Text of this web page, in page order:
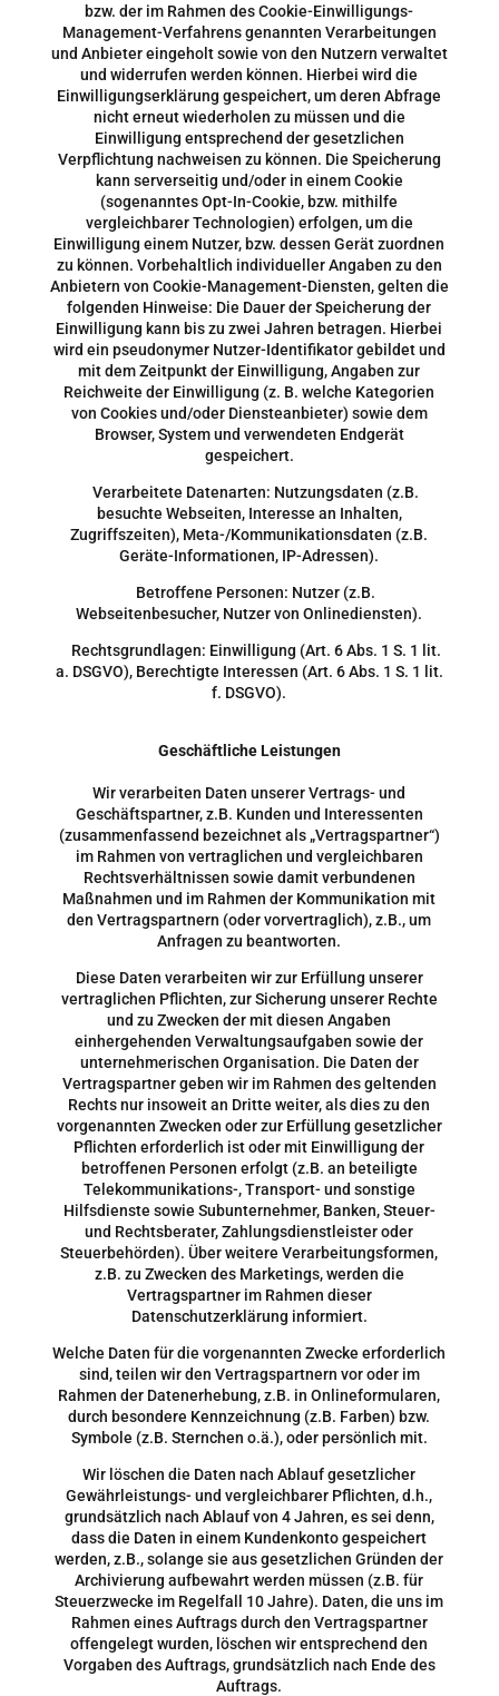
bzw. der im Rahmen des Cookie-Einwilligungs-
Management-Verfahrens genannten Verarbeitungen
und Anbieter eingeholt sowie von den Nutzern verwaltet
und widerrufen werden können. Hierbei wird die
Einwilligungserklärung gespeichert, um deren Abfrage
nicht erneut wiederholen zu müssen und die
Einwilligung entsprechend der gesetzlichen
Verpflichtung nachweisen zu können. Die Speicherung
kann serverseitig und/oder in einem Cookie
(sogenanntes Opt-In-Cookie, bzw. mithilfe
vergleichbarer Technologien) erfolgen, um die
Einwilligung einem Nutzer, bzw. dessen Gerät zuordnen
zu können. Vorbehaltlich individueller Angaben zu den
Anbietern von Cookie-Management-Diensten, gelten die
folgenden Hinweise: Die Dauer der Speicherung der
Einwilligung kann bis zu zwei Jahren betragen. Hierbei
wird ein pseudonymer Nutzer-Identifikator gebildet und
mit dem Zeitpunkt der Einwilligung, Angaben zur
Reichweite der Einwilligung (z. B. welche Kategorien
von Cookies und/oder Diensteanbieter) sowie dem
Browser, System und verwendeten Endgerät
gespeichert.
Verarbeitete Datenarten: Nutzungsdaten (z.B.
besuchte Webseiten, Interesse an Inhalten,
Zugriffszeiten), Meta-/Kommunikationsdaten (z.B.
Geräte-Informationen, IP-Adressen).
Betroffene Personen: Nutzer (z.B.
Webseitenbesucher, Nutzer von Onlinediensten).
Rechtsgrundlagen: Einwilligung (Art. 6 Abs. 1 S. 1 lit.
a. DSGVO), Berechtigte Interessen (Art. 6 Abs. 1 S. 1 lit.
f. DSGVO).
Geschäftliche Leistungen
Wir verarbeiten Daten unserer Vertrags- und
Geschäftspartner, z.B. Kunden und Interessenten
(zusammenfassend bezeichnet als „Vertragspartner“)
im Rahmen von vertraglichen und vergleichbaren
Rechtsverhältnissen sowie damit verbundenen
Maßnahmen und im Rahmen der Kommunikation mit
den Vertragspartnern (oder vorvertraglich), z.B., um
Anfragen zu beantworten.
Diese Daten verarbeiten wir zur Erfüllung unserer
vertraglichen Pflichten, zur Sicherung unserer Rechte
und zu Zwecken der mit diesen Angaben
einhergehenden Verwaltungsaufgaben sowie der
unternehmerischen Organisation. Die Daten der
Vertragspartner geben wir im Rahmen des geltenden
Rechts nur insoweit an Dritte weiter, als dies zu den
vorgenannten Zwecken oder zur Erfüllung gesetzlicher
Pflichten erforderlich ist oder mit Einwilligung der
betroffenen Personen erfolgt (z.B. an beteiligte
Telekommunikations-, Transport- und sonstige
Hilfsdienste sowie Subunternehmer, Banken, Steuer-
und Rechtsberater, Zahlungsdienstleister oder
Steuerbehörden). Über weitere Verarbeitungsformen,
z.B. zu Zwecken des Marketings, werden die
Vertragspartner im Rahmen dieser
Datenschutzerklärung informiert.
Welche Daten für die vorgenannten Zwecke erforderlich
sind, teilen wir den Vertragspartnern vor oder im
Rahmen der Datenerhebung, z.B. in Onlineformularen,
durch besondere Kennzeichnung (z.B. Farben) bzw.
Symbole (z.B. Sternchen o.ä.), oder persönlich mit.
Wir löschen die Daten nach Ablauf gesetzlicher
Gewährleistungs- und vergleichbarer Pflichten, d.h.,
grundsätzlich nach Ablauf von 4 Jahren, es sei denn,
dass die Daten in einem Kundenkonto gespeichert
werden, z.B., solange sie aus gesetzlichen Gründen der
Archivierung aufbewahrt werden müssen (z.B. für
Steuerzwecke im Regelfall 10 Jahre). Daten, die uns im
Rahmen eines Auftrags durch den Vertragspartner
offengelegt wurden, löschen wir entsprechend den
Vorgaben des Auftrags, grundsätzlich nach Ende des
Auftrags.